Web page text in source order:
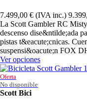
7.499,00 € (IVA inc.)
La Scott Gambler RC
descenso dise&ntilde;ada
pistas t&eacute;cnicas.
suspensi&oacute;n FOX
Ver opciones
Oferta
No disponible
Scott Bici